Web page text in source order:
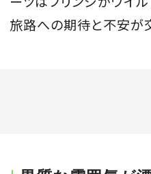
旅路への期待と不安が